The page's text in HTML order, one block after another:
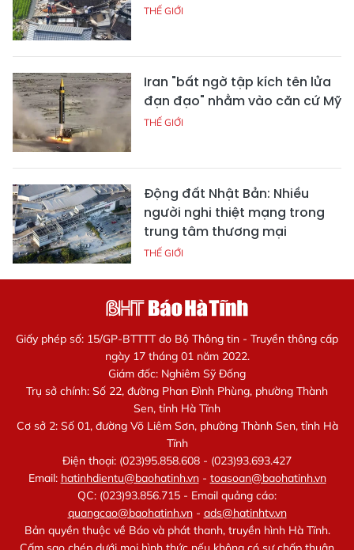
THẾ GIỚI
Iran "bất ngờ tập kích tên lửa
đạn đạo" nhằm vào căn cứ Mỹ
THẾ GIỚI
Động đất Nhật Bản: Nhiều
người nghi thiệt mạng trong
trung tâm thương mại
THẾ GIỚI
Giấy phép số: 15/GP-BTTTT do Bộ Thông tin - Truyền thông cấp
ngày 17 tháng 01 năm 2022.
Giám đốc: Nghiêm Sỹ Đống
Trụ sở chính: Số 22, đường Phan Đình Phùng, phường Thành
Sen, tỉnh Hà Tĩnh
Cơ sở 2: Số 01, đường Võ Liêm Sơn, phường Thành Sen, tỉnh Hà
Tĩnh
Điện thoại: (023)95.858.608 - (023)93.693.427
Email: hatinhdientu@baohatinh.vn- toasoan@baohatinh.vn
QC: (023)93.856.715 - Email quảng cáo:
quangcao@baohatinh.vn- ads@hatinhtv.vn
Bản quyền thuộc về Báo và phát thanh, truyền hình Hà Tĩnh.